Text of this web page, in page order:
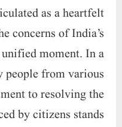
the AIMEP but also
ongoing growth and
dominated
states or the
periods, the
president, Alima Dr.